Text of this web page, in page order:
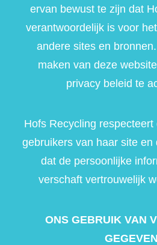
ervan bewust te zijn dat
verantwoordelijk is voor
andere sites en
maken van deze
privacy beleid te
Hofs Recycling
gebruikers van haar site en
dat de persoonlijke
verschaft vertrouwelijk
ONS GEBRUIK VAN